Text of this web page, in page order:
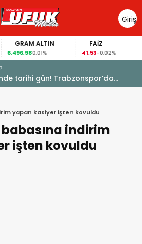
Giriş
Yap
GRAM ALTIN
6.496,980,01%
FAİZ
41,53-0,02%
tarihi gün! Trabzonspor’da
yapan kasiyer işten kovuldu
indirim
işten kovuldu